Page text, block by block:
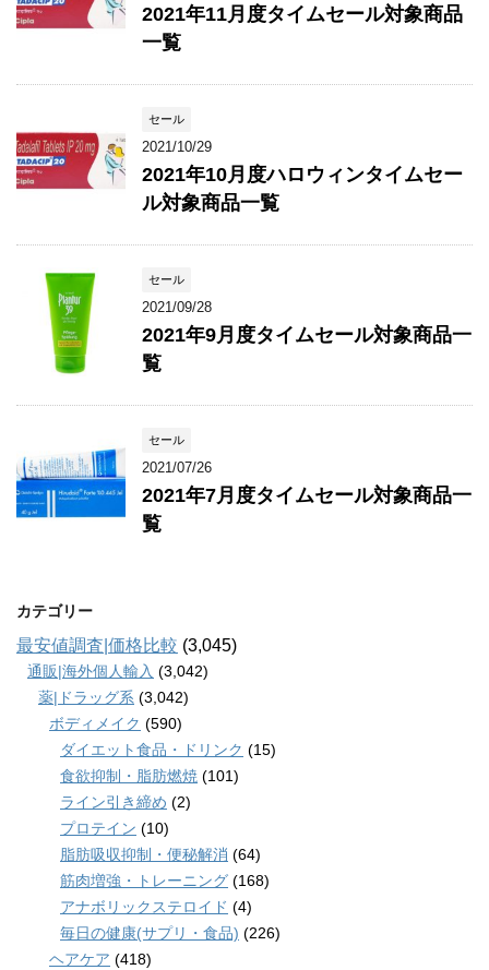
2021年11月度タイムセール対象商品
一覧
セール
2021/10/29
2021年10月度ハロウィンタイムセー
ル対象商品一覧
セール
2021/09/28
2021年9月度タイムセール対象商品一
覧
セール
2021/07/26
2021年7月度タイムセール対象商品一
覧
カテゴリー
最安値調査|価格比較 (3,045)
通販|海外個人輸入 (3,042)
薬|ドラッグ系 (3,042)
ボディメイク (590)
ダイエット食品・ドリンク (15)
食欲抑制・脂肪燃焼 (101)
ライン引き締め (2)
プロテイン (10)
脂肪吸収抑制・便秘解消 (64)
筋肉増強・トレーニング (168)
アナボリックステロイド (4)
毎日の健康(サプリ・食品) (226)
ヘアケア (418)